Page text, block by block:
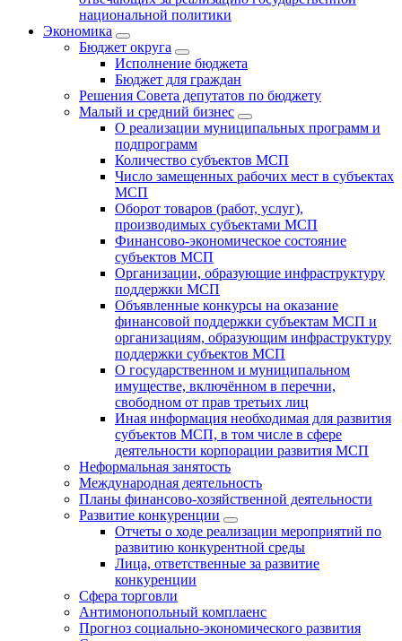
национальной политики
Экономика
Бюджет округa
Исполнение бюджета
Бюджет для граждан
Решения Совета депутатов по бюджету
Малый и средний бизнес
О реализации муниципальных программ и
подпрограмм
Количество субъектов МСП
Число замещенных рабочих мест в субъектах
МСП
Оборот товаров (работ, услуг),
производимых субъектами МСП
Финансово-экономическое состояние
субъектов МСП
Организации, образующие инфраструктуру
поддержки МСП
Объявленные конкурсы на оказание
финансовой поддержки субъектам МСП и
организациям, образующим инфраструктуру
поддержки субъектов МСП
О государственном и муниципальном
имуществе, включённом в перечни,
свободном от прав третьих лиц
Иная информация необходимая для развития
субъектов МСП, в том числе в сфере
деятельности корпорации развития МСП
Неформальная занятость
Международная деятельность
Планы финансово-хозяйственной деятельности
Развитие конкуренции
Отчеты о ходе реализации мероприятий по
развитию конкурентной среды
Лица, ответственные за развитие
конкуренции
Сфера торговли
Антимонопольный комплаенс
Прогноз социально-экономического развития